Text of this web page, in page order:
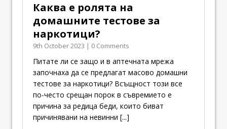
Каква е ролята на
домашните тестове за
наркотици?
9th October 2023 | 0 Comments
Питате ли се защо и в аптечната мрежа
започнаха да се предлагат масово домашни
тестове за наркотици? Всъщност този все
по-често срещан порок в съвремието е
причина за редица беди, които биват
причинявани на невинни [...]